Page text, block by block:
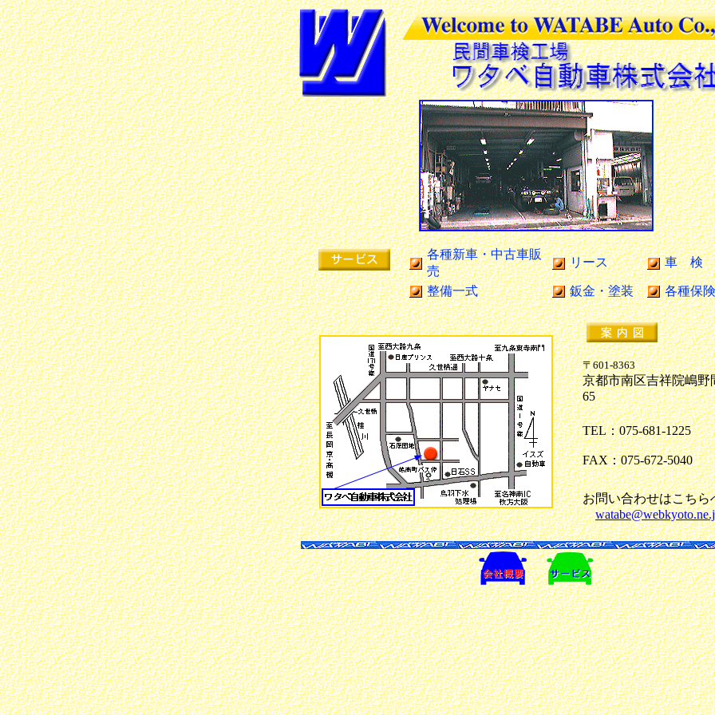
各種新車・中古車販
売
リース 車 検
整備一式 鈑金・塗装 各種保
〒601-8363
京都市南区吉祥院嶋野
65
TEL：075-681-1225
FAX：075-672-5040
お問い合わせはこちら